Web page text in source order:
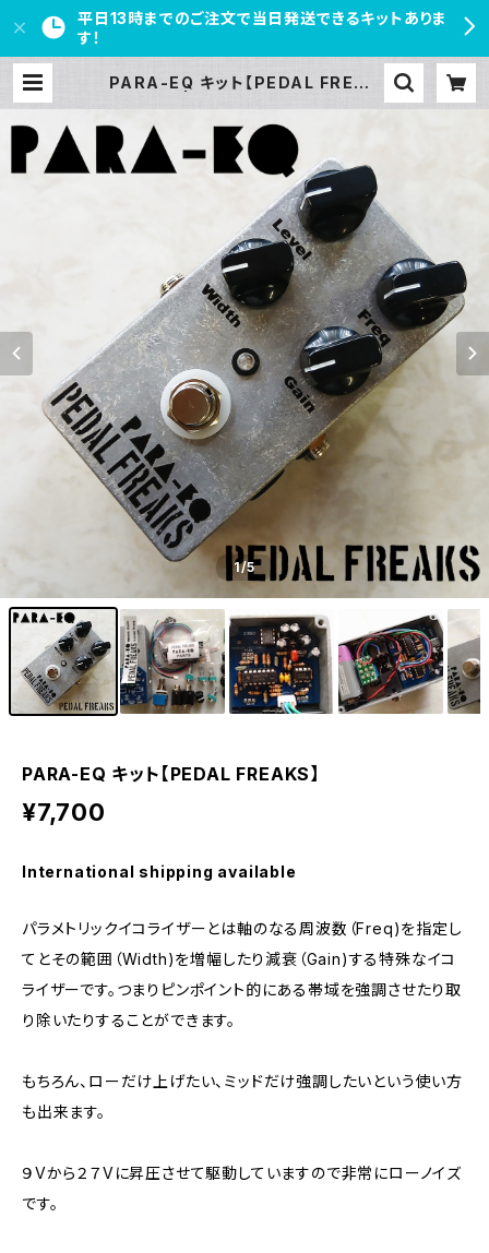
平日13時までのご注文で当日発送できるキットありま
す！
PARA-EQ キット【PEDAL FREAK
1/5
PARA-EQ キット【PEDAL FREAKS】
¥7,700
International shipping available
パラメトリックイコライザーとは軸のなる周波数（Freq)を指定し
てとその範囲（Width)を増幅したり減衰（Gain)する特殊なイコ
ライザーです。つまりピンポイント的にある帯域を強調させたり取
り除いたりすることができます。
もちろん、ローだけ上げたい、ミッドだけ強調したいという使い方
も出来ます。
９Vから２７Vに昇圧させて駆動していますので非常にローノイズ
です。